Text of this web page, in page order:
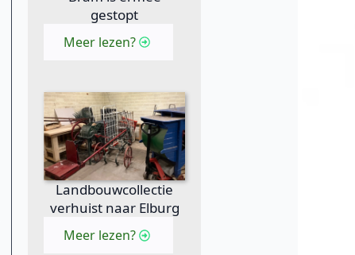
gestopt
Meer lezen?
Landbouwcollectie
verhuist naar Elburg
Meer lezen?